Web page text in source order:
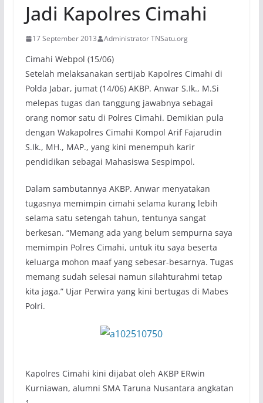
Jadi Kapolres Cimahi
17 September 2013 Administrator TNSatu.org
Cimahi Webpol (15/06)
Setelah melaksanakan sertijab Kapolres Cimahi di
Polda Jabar, jumat (14/06) AKBP. Anwar S.Ik., M.Si
melepas tugas dan tanggung jawabnya sebagai
orang nomor satu di Polres Cimahi. Demikian pula
dengan Wakapolres Cimahi Kompol Arif Fajarudin
S.Ik., MH., MAP., yang kini menempuh karir
pendidikan sebagai Mahasiswa Sespimpol.
Dalam sambutannya AKBP. Anwar menyatakan
tugasnya memimpin cimahi selama kurang lebih
selama satu setengah tahun, tentunya sangat
berkesan. “Memang ada yang belum sempurna saya
memimpin Polres Cimahi, untuk itu saya beserta
keluarga mohon maaf yang sebesar-besarnya. Tugas
memang sudah selesai namun silahturahmi tetap
kita jaga.” Ujar Perwira yang kini bertugas di Mabes
Polri.
Kapolres Cimahi kini dijabat oleh AKBP ERwin
Kurniawan, alumni SMA Taruna Nusantara angkatan